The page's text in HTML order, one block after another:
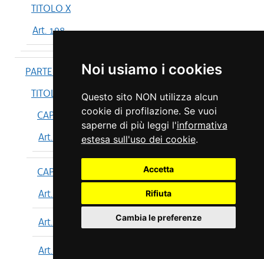
Noi usiamo i cookies
Questo sito NON utilizza alcun
cookie di profilazione. Se vuoi
saperne di più leggi l'informativa
estesa sull'uso dei cookie.
Accetta
Rifiuta
Cambia le preferenze
TITOLO X
Art. 198
PARTE IV
TITOLO I
CAPO I
Art. 199
CAPO II
Art. 200
Art. 201
Art. 202